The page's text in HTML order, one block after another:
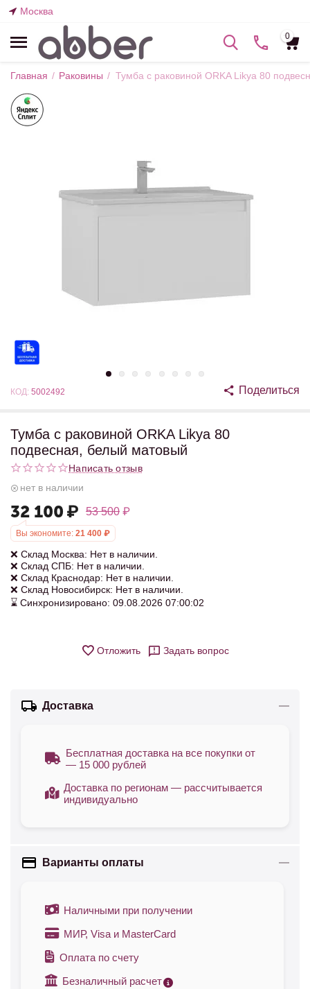
Москва
0
Главная / Раковины / Тумба с раковиной ORKA Likya 80
КОД: 5002492 Поделиться
Тумба с раковиной ORKA Likya 80
подвесная, белый матовый
Написать отзыв
нет в наличии
32 100 ₽ 53 500 ₽
Вы экономите: 21 400 ₽
❌ Склад Москва: Нет в наличии.
❌ Склад СПБ: Нет в наличии.
❌ Склад Краснодар: Нет в наличии.
❌ Склад Новосибирск: Нет в наличии.
⌛ Синхронизировано: 09.08.2026 07:00:02
Отложить Задать вопрос
Доставка
Бесплатная доставка на все покупки от
— 15 000 рублей
Доставка по регионам — рассчитывается
индивидуально
Варианты оплаты
Наличными при получении
МИР, Visa и MasterCard
Оплата по счету
Безналичный расчет